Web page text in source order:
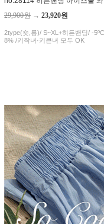
29,900원 → 23,920원
2type(숏,롱)/ S~XL+히든밴딩/ -
8% /키작녀·키큰녀 모두 OK